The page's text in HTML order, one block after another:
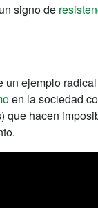
signo de
un ejemplo
en la sociedad
que hacen